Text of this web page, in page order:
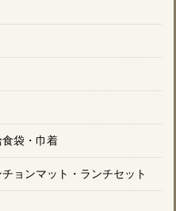
袋・巾着
ョンマット・ランチセット